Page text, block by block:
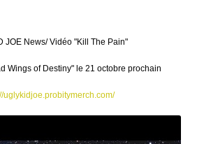
JOE News/ Vidéo "Kill The Pain"
Wings of Destiny" le 21 octobre prochain
uglykidjoe.probitymerch.com/